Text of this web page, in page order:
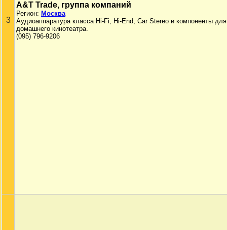
3
A&T Trade, группа компаний
Регион: Москва
Аудиоаппаратура класса Hi-Fi, Hi-End, Car Stereo и компоненты для
домашнего кинотеатра.
(095) 796-9206